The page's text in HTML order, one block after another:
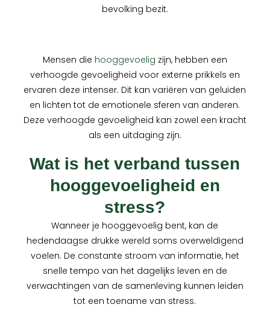
bevolking bezit.
Mensen die hooggevoelig zijn, hebben een
verhoogde gevoeligheid voor externe prikkels en
ervaren deze intenser. Dit kan variëren van geluiden
en lichten tot de emotionele sferen van anderen.
Deze verhoogde gevoeligheid kan zowel een kracht
als een uitdaging zijn.
Wat is het verband tussen
hooggevoeligheid en
stress?
Wanneer je hooggevoelig bent, kan de
hedendaagse drukke wereld soms overweldigend
voelen. De constante stroom van informatie, het
snelle tempo van het dagelijks leven en de
verwachtingen van de samenleving kunnen leiden
tot een toename van stress.